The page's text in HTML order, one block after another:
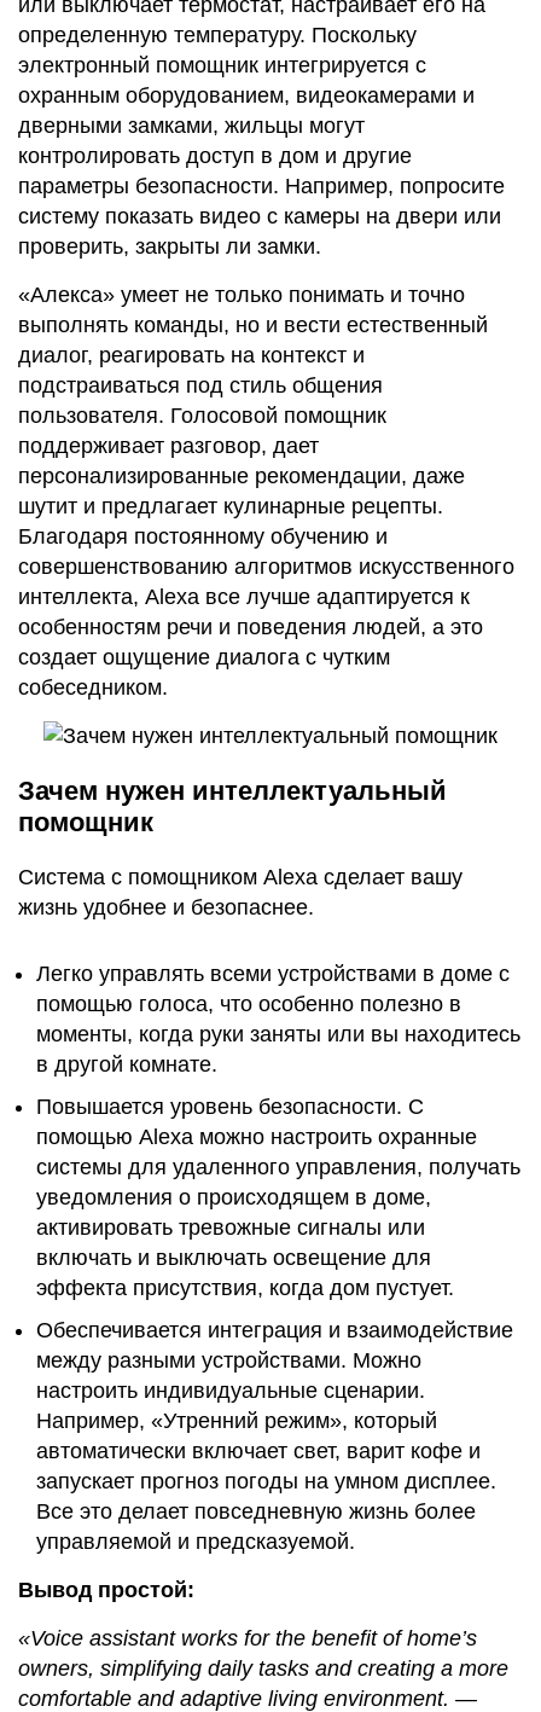
или выключает термостат, настраивает его на
определенную температуру. Поскольку
электронный помощник интегрируется с
охранным оборудованием, видеокамерами и
дверными замками, жильцы могут
контролировать доступ в дом и другие
параметры безопасности. Например, попросите
систему показать видео с камеры на двери или
проверить, закрыты ли замки.
«Алекса» умеет не только понимать и точно
выполнять команды, но и вести естественный
диалог, реагировать на контекст и
подстраиваться под стиль общения
пользователя. Голосовой помощник
поддерживает разговор, дает
персонализированные рекомендации, даже
шутит и предлагает кулинарные рецепты.
Благодаря постоянному обучению и
совершенствованию алгоритмов искусственного
интеллекта, Alexa все лучше адаптируется к
особенностям речи и поведения людей, а это
создает ощущение диалога с чутким
собеседником.
Зачем нужен интеллектуальный
помощник
Система с помощником Alexa сделает вашу
жизнь удобнее и безопаснее.
Легко управлять всеми устройствами в доме с
помощью голоса, что особенно полезно в
моменты, когда руки заняты или вы находитесь
в другой комнате.
Повышается уровень безопасности. С
помощью Alexa можно настроить охранные
системы для удаленного управления, получать
уведомления о происходящем в доме,
активировать тревожные сигналы или
включать и выключать освещение для
эффекта присутствия, когда дом пустует.
Обеспечивается интеграция и взаимодействие
между разными устройствами. Можно
настроить индивидуальные сценарии.
Например, «Утренний режим», который
автоматически включает свет, варит кофе и
запускает прогноз погоды на умном дисплее.
Все это делает повседневную жизнь более
управляемой и предсказуемой.
Вывод простой:
«Voice assistant works for the benefit of home’s
owners, simplifying daily tasks and creating a more
comfortable and adaptive living environment. —